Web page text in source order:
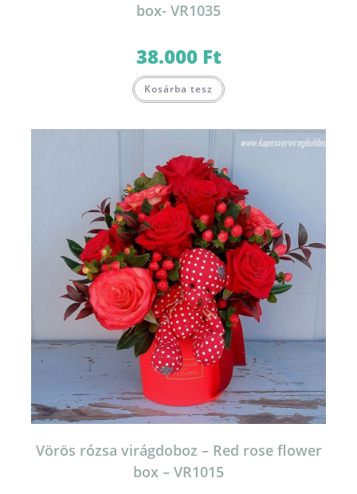
box- VR1035
38.000 Ft
Kosárba tesz
Vörös rózsa virágdoboz – Red rose flower
box – VR1015